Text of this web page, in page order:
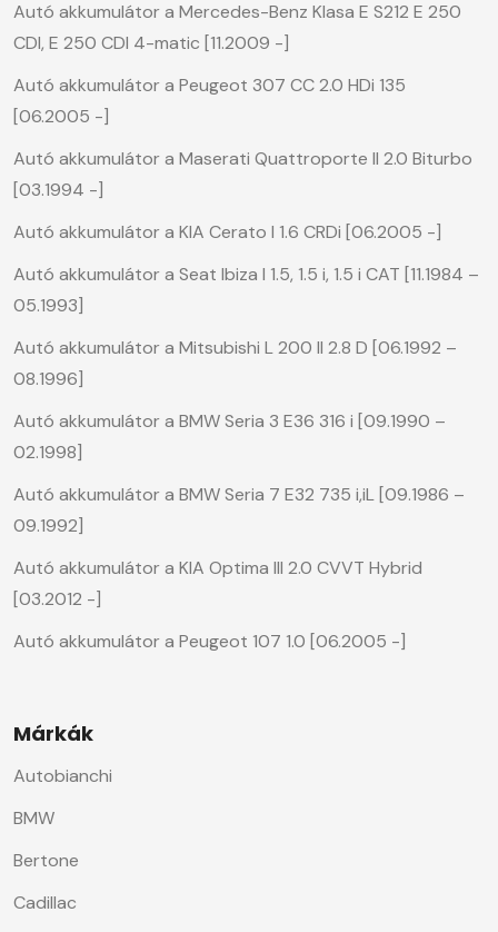
Autó akkumulátor a Mercedes-Benz Klasa E S212 E 250
CDI, E 250 CDI 4-matic [11.2009 -]
Autó akkumulátor a Peugeot 307 CC 2.0 HDi 135
[06.2005 -]
Autó akkumulátor a Maserati Quattroporte II 2.0 Biturbo
[03.1994 -]
Autó akkumulátor a KIA Cerato I 1.6 CRDi [06.2005 -]
Autó akkumulátor a Seat Ibiza I 1.5, 1.5 i, 1.5 i CAT [11.1984 –
05.1993]
Autó akkumulátor a Mitsubishi L 200 II 2.8 D [06.1992 –
08.1996]
Autó akkumulátor a BMW Seria 3 E36 316 i [09.1990 –
02.1998]
Autó akkumulátor a BMW Seria 7 E32 735 i,iL [09.1986 –
09.1992]
Autó akkumulátor a KIA Optima III 2.0 CVVT Hybrid
[03.2012 -]
Autó akkumulátor a Peugeot 107 1.0 [06.2005 -]
Márkák
Autobianchi
BMW
Bertone
Cadillac